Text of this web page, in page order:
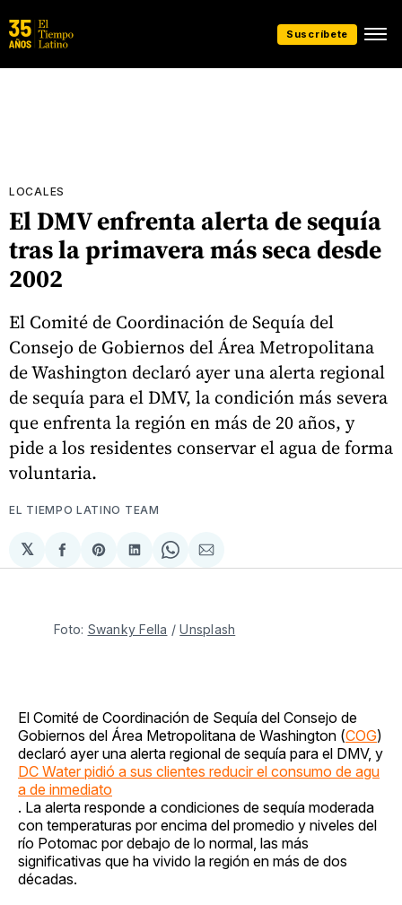
Suscríbete
LOCALES
El DMV enfrenta alerta de sequía
tras la primavera más seca desde
2002
El Comité de Coordinación de Sequía del
Consejo de Gobiernos del Área Metropolitana
de Washington declaró ayer una alerta regional
de sequía para el DMV, la condición más severa
que enfrenta la región en más de 20 años, y
pide a los residentes conservar el agua de forma
voluntaria.
EL TIEMPO LATINO TEAM
𝕏
Compartir
en
Share
on
Compartir
en
Share
on
Compartir
via
Foto: Swanky Fella / Unsplash
El Comité de Coordinación de Sequía del Consejo de
Gobiernos del Área Metropolitana de Washington (COG)
declaró ayer una alerta regional de sequía para el DMV, y
DC Water pidió a sus clientes reducir el consumo de agu
a de inmediato
. La alerta responde a condiciones de sequía moderada
con temperaturas por encima del promedio y niveles del
río Potomac por debajo de lo normal, las más
significativas que ha vivido la región en más de dos
décadas.